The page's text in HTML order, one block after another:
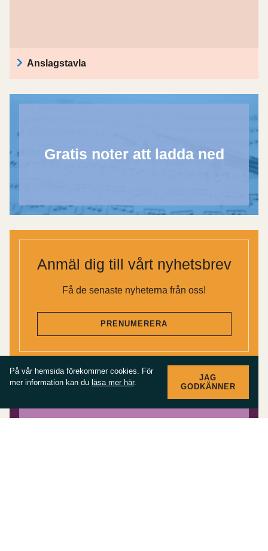
Anslagstavla
Gratis noter att ladda ned
Anmäl dig till vårt nyhetsbrev
Få de senaste nyheterna från oss!
PRENUMERERA
På vår hemsida förekommer cookies. För
mer information kan du läsa mer här.
JAG
GODKÄNNER